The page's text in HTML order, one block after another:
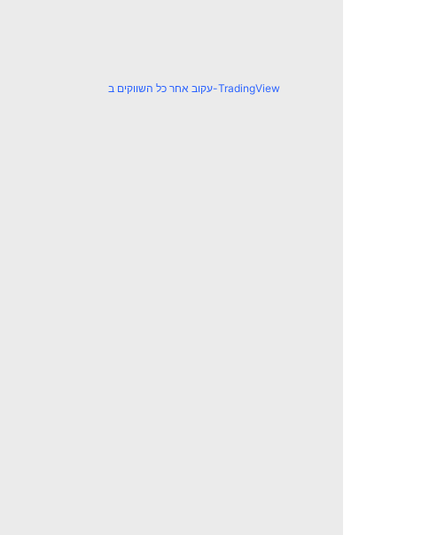
עקוב אחר כל השווקים ב-TradingView